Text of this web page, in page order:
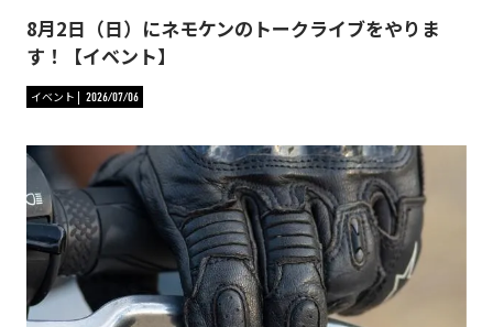
8月2日（日）にネモケンのトークライブをやりま
す！【イベント】
イベント 2026/07/06